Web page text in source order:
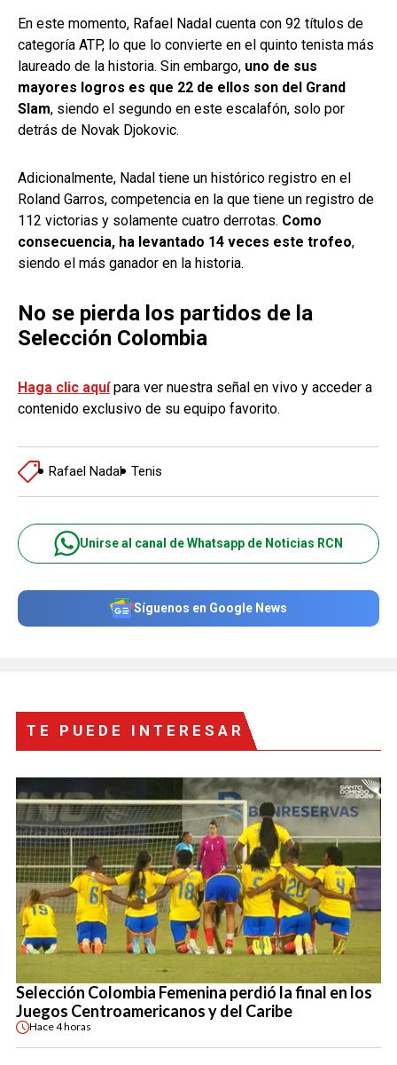
En este momento, Rafael Nadal cuenta con 92 títulos de
categoría ATP, lo que lo convierte en el quinto tenista más
laureado de la historia. Sin embargo, uno de sus
mayores logros es que 22 de ellos son del Grand
Slam, siendo el segundo en este escalafón, solo por
detrás de Novak Djokovic.
Adicionalmente, Nadal tiene un histórico registro en el
Roland Garros, competencia en la que tiene un registro de
112 victorias y solamente cuatro derrotas. Como
consecuencia, ha levantado 14 veces este trofeo,
siendo el más ganador en la historia.
No se pierda los partidos de la
Selección Colombia
Haga clic aquípara ver nuestra señal en vivo y acceder a
contenido exclusivo de su equipo favorito.
Rafael Nadal Tenis
Unirse al canal de Whatsapp de Noticias RCN
Síguenos en Google News
TE PUEDE INTERESAR
Selección Colombia Femenina perdió la final en los
Juegos Centroamericanos y del Caribe
Hace4 horas